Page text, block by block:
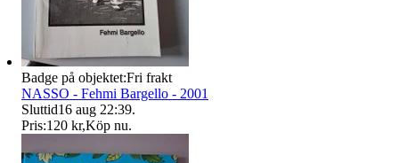
Badge på objektet:Fri frakt
NASSO - Fehmi Bargello - 2001
Sluttid16 aug 22:39.
Pris:120 kr,Köp nu.